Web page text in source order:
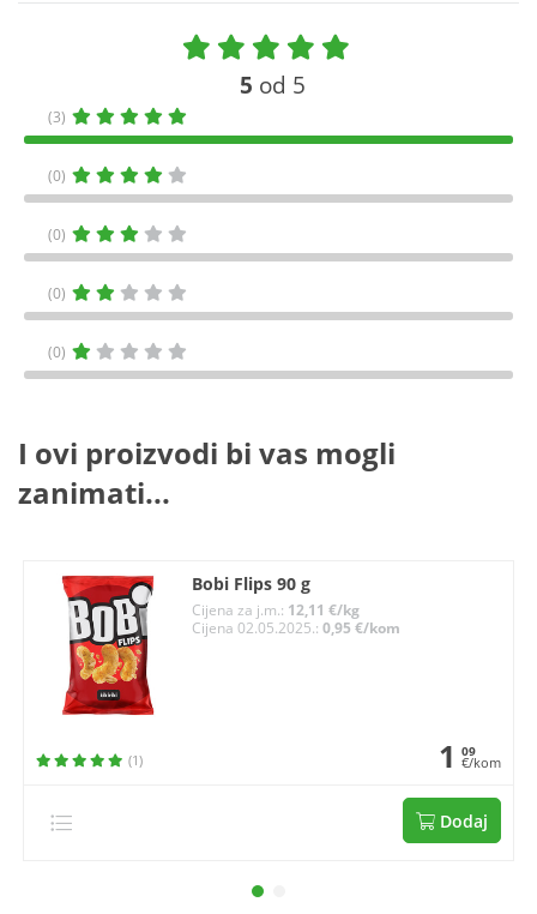
5 od 5
(3)
(0)
(0)
(0)
(0)
I ovi proizvodi bi vas mogli
zanimati...
Bobi Flips 90 g
Cijena za j.m.: 12,11 €/kg
Cijena 02.05.2025.:0,95 €/kom
(1) 1 09
€/kom
Dodaj